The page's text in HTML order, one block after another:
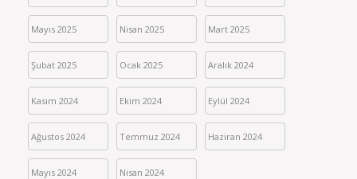
Mayıs 2025 Nisan 2025 Mart 2025
Şubat 2025 Ocak 2025 Aralık 2024
Kasım 2024 Ekim 2024 Eylül 2024
Ağustos 2024 Temmuz 2024 Haziran 2024
Mayıs 2024 Nisan 2024